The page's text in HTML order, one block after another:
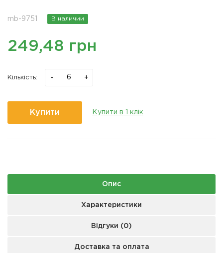
mb-9751 В наличии
249,48 грн
Кількість: - +
Купити Купити в 1 клік
Опис
Характеристики
Відгуки (0)
Доставка та оплата